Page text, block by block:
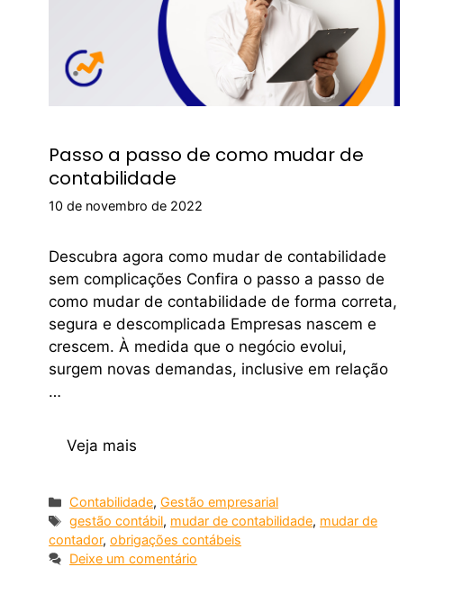
Passo a passo de como mudar de
contabilidade
10 de novembro de 2022
Descubra agora como mudar de contabilidade
sem complicações Confira o passo a passo de
como mudar de contabilidade de forma correta,
segura e descomplicada Empresas nascem e
crescem. À medida que o negócio evolui,
surgem novas demandas, inclusive em relação
…
Veja mais
Contabilidade,Gestão empresarial
gestão contábil, mudar de contabilidade, mudar de
contador, obrigações contábeis
Deixe um comentário